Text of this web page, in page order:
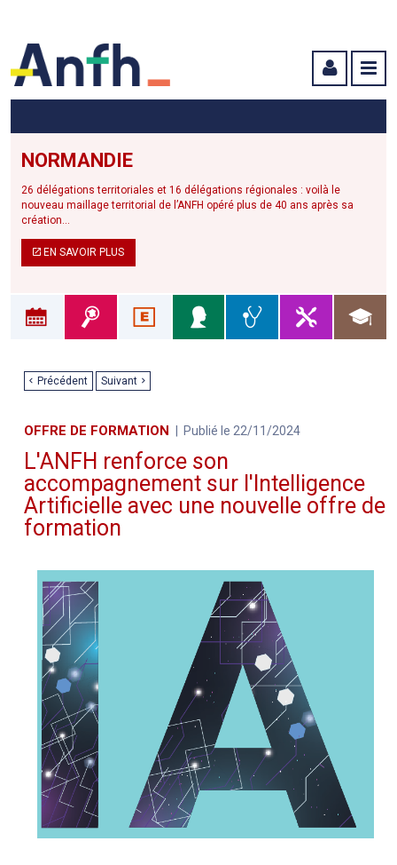
NORMANDIE
26 délégations territoriales et 16 délégations régionales : voilà le
nouveau maillage territorial de l’ANFH opéré plus de 40 ans après sa
création...
EN SAVOIR PLUS
Précédent Suivant
OFFRE DE FORMATION Publié le 22/11/2024
L'ANFH renforce son
accompagnement sur l'Intelligence
Artificielle avec une nouvelle offre de
formation